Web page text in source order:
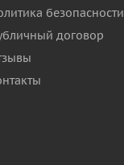
безопасности
договор